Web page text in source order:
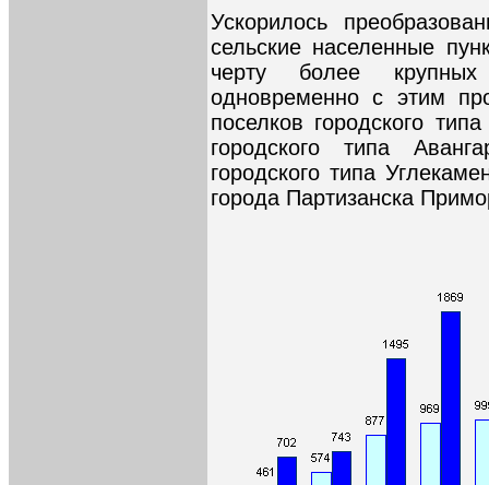
Ускорилось
сельские населенные
черту более
одновременно с этим
поселков городского
городского типа
городского типа
города Партизанска